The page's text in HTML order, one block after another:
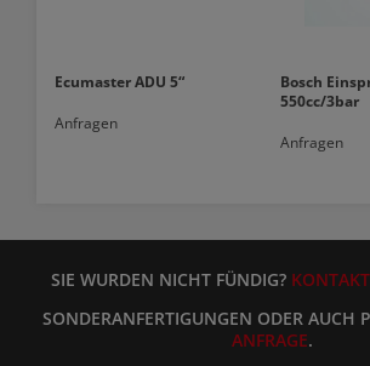
Ecumaster ADU 5“
Anfragen
Bosch
550cc/3bar
Anfragen
SIE WURDEN NICHT FÜNDIG?
SONDERANFERTIGUNGEN ODER AUCH
ANFRAGE.